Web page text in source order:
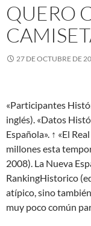
QUERO
27 DE OCTUBRE DE
«Participantes
inglés). «Datos
Española». ↑ «El
millones esta
2008). La Nueva
RankingHistorico
atípico, sino
muy poco común